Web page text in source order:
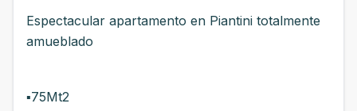
Espectacular apartamento en Piantini totalmente
amueblado
▪️75Mt2